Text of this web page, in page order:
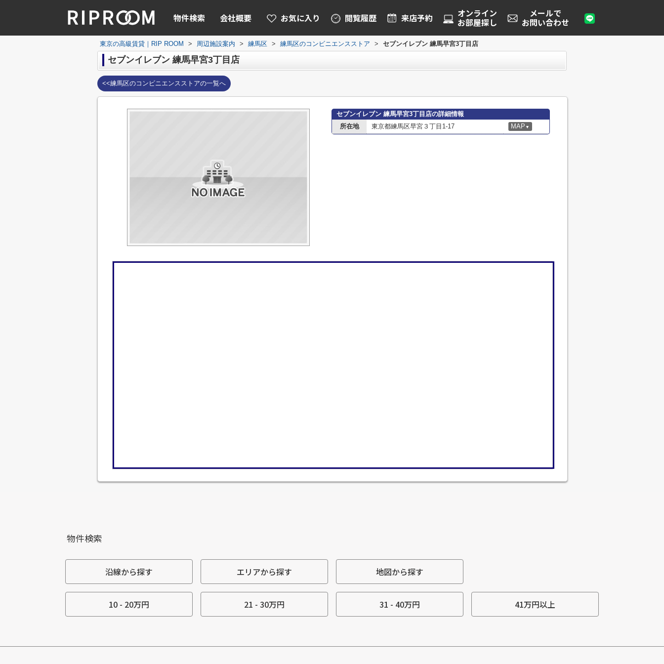
物件検索 会社概要 お気に入り 閲覧履歴 来店予約 オンライン
お部屋探し
メールで
お問い合わせ
東京の高級賃貸｜RIP ROOM > 周辺施設案内 > 練馬区 > 練馬区のコンビニエンスストア > セブンイレブン 練馬早宮3丁目店
セブンイレブン 練馬早宮3丁目店
<<練馬区のコンビニエンスストアの一覧へ
セブンイレブン 練馬早宮3丁目店の詳細情報
所在地
東京都練馬区早宮３丁目1-17 MAP ▼
物件検索
沿線から探す エリアから探す 地図から探す
10 - 20万円 21 - 30万円 31 - 40万円 41万円以上